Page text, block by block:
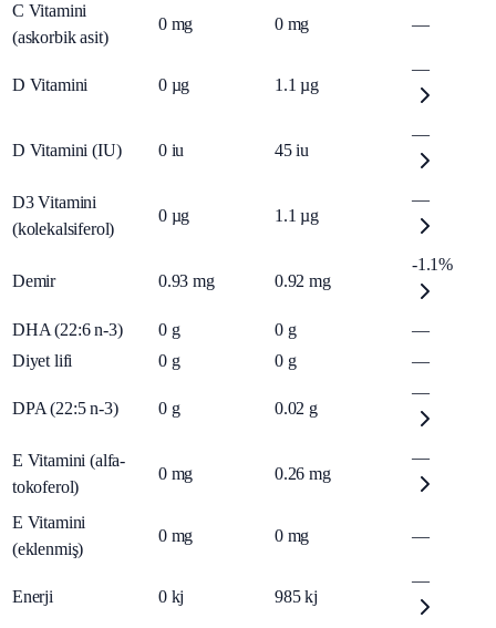
C Vitamini
(askorbik asit)
0 mg 0 mg —
D Vitamini 0 µg 1.1 µg
—
D Vitamini (IU) 0 iu 45 iu
—
D3 Vitamini
(kolekalsiferol)
0 µg 1.1 µg
—
Demir 0.93 mg 0.92 mg
-1.1%
DHA (22:6 n-3) 0 g 0 g
—
Diyet lifi
0 g 0 g —
DPA (22:5 n-3) 0 g 0.02 g
—
E Vitamini (alfa-
tokoferol)
0 mg 0.26 mg
—
E Vitamini
(eklenmiş)
0 mg 0 mg —
Enerji 0 kj 985 kj
—